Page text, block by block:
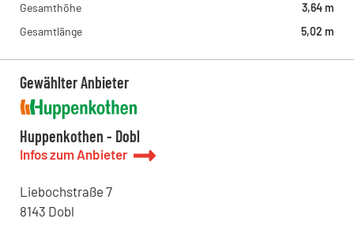
Gesamthöhe
3,64 m
Gesamtlänge
5,02 m
Gewählter Anbieter
Huppenkothen - Dobl
Infos zum Anbieter
Liebochstraße 7
8143 Dobl